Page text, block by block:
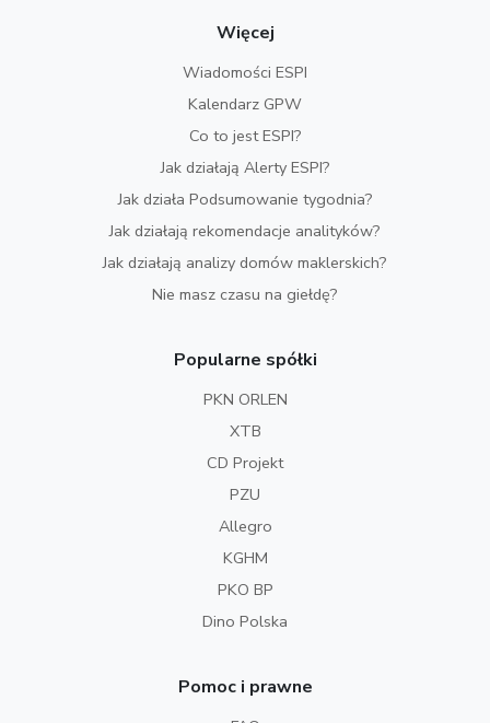
Więcej
Wiadomości ESPI
Kalendarz GPW
Co to jest ESPI?
Jak działają Alerty ESPI?
Jak działa Podsumowanie tygodnia?
Jak działają rekomendacje analityków?
Jak działają analizy domów maklerskich?
Nie masz czasu na giełdę?
Popularne spółki
PKN ORLEN
XTB
CD Projekt
PZU
Allegro
KGHM
PKO BP
Dino Polska
Pomoc i prawne